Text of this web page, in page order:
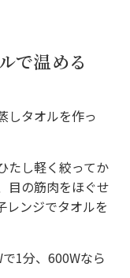
で温める
しタオルを作っ
たし軽く絞ってか
目の筋肉をほぐせ
レンジでタオルを
1分、600Wなら